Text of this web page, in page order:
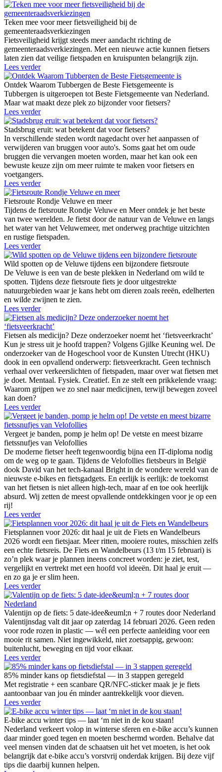
Teken mee voor meer fietsveiligheid bij de
gemeenteraadsverkiezingen
Fietsveiligheid krijgt steeds meer aandacht richting de
gemeenteraadsverkiezingen. Met een nieuwe actie kunnen fietsers
laten zien dat veilige fietspaden en kruispunten belangrijk zijn.
Lees verder
Ontdek Waarom Tubbergen de Beste Fietsgemeente is
Tubbergen is uitgeroepen tot Beste Fietsgemeente van Nederland.
Maar wat maakt deze plek zo bijzonder voor fietsers?
Lees verder
Stadsbrug eruit: wat betekent dat voor fietsers?
In verschillende steden wordt nagedacht over het aanpassen of
verwijderen van bruggen voor auto's. Soms gaat het om oude
bruggen die vervangen moeten worden, maar het kan ook een
bewuste keuze zijn om meer ruimte te maken voor fietsers en
voetgangers.
Lees verder
Fietsroute Rondje Veluwe en meer
Tijdens de fietsroute Rondje Veluwe en Meer ontdek je het beste
van twee werelden. Je fietst door de natuur van de Veluwe en langs
het water van het Veluwemeer, met onderweg prachtige uitzichten
en rustige fietspaden.
Lees verder
Wild spotten op de Veluwe tijdens een bijzondere fietsroute
De Veluwe is een van de beste plekken in Nederland om wild te
spotten. Tijdens deze fietsroute fiets je door uitgestrekte
natuurgebieden waar je kans hebt om dieren zoals reeën, edelherten
en wilde zwijnen te zien.
Lees verder
Fietsen als medicijn? Deze onderzoeker noemt het ‘fietsveerkracht’
Kun je stress uit je hoofd trappen? Volgens Gjilke Keuning wel. De
onderzoeker van de Hogeschool voor de Kunsten Utrecht (HKU)
dook in een opvallend onderwerp: fietsveerkracht. Geen technisch
verhaal over verkeerslichten of fietspaden, maar over wat fietsen met
je doet. Mentaal. Fysiek. Creatief. En ze stelt een prikkelende vraag:
Waarom grijpen we zo snel naar medicijnen, terwijl bewegen zoveel
kan doen?
Lees verder
Vergeet je banden, pomp je helm op! De vetste en meest bizarre
fietssnufjes van Velofollies
De moderne fietser heeft tegenwoordig bijna een IT-diploma nodig
om de weg op te gaan. Tijdens de Velofollies fietsbeurs in België
dook David van het tech-kanaal Bright in de wondere wereld van de
nieuwste e-bikes en fietsgadgets. En eerlijk is eerlijk: de toekomst
van het fietsen is niet alleen high-tech, maar af en toe ook heerlijk
absurd. Wij zetten de meest opvallende ontdekkingen voor je op een
rij!
Lees verder
Fietsplannen voor 2026: dit haal je uit de Fiets en Wandelbeurs
2026 wordt een fietsjaar. Meer ritten, mooiere routes, misschien zelfs
een echte fietsreis. De Fiets en Wandelbeurs (13 t/m 15 februari) is
zo’n plek waar je plannen ineens concreet worden: je ziet, test,
vergelijkt en vertrekt met een hoofd vol ideeën. Dit haal je eruit —
en zo ga je er slim heen.
Lees verder
Valentijn op de fiets: 5 date-idee&euml;n + 7 routes door Nederland
Valentijnsdag valt dit jaar op zaterdag 14 februari 2026. Geen reden
voor rode rozen in plastic — wél een perfecte aanleiding voor een
mooie rit samen. Niet ingewikkeld, niet zoetsappig, gewoon:
buitenlucht, beweging en tijd voor elkaar.
Lees verder
85% minder kans op fietsdiefstal — in 3 stappen geregeld
Met registratie + een scanbare QR/NFC-sticker maak je je fiets
aantoonbaar van jou én minder aantrekkelijk voor dieven.
Lees verder
E-bike accu winter tips — laat ‘m niet in de kou staan!
Nederland verkeert volop in winterse sferen en e-bike accu’s kunnen
daar minder goed tegen en moeten beschermd worden. Behalve dat
veel mensen vinden dat de schaatsen uit het vet moeten, is het ook
belangrijk dat e-bike accu’s vorstvrij onderdak krijgen. Bij deze vijf
tips die daarbij kunnen helpen.